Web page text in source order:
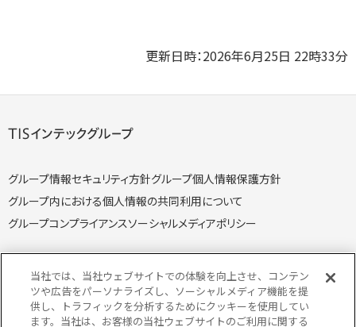
更新日時：2026年6月25日 22時33分
グループ情報セキュリティ方針グループ個人情報保護方針
グループ内における個人情報の共同利用について
グループコンプライアンスソーシャルメディアポリシー
個人情報保護方針個人情報の取り扱いについて
当社では、当社ウェブサイトでの体験を向上させ、コンテン
ツや広告をパーソナライズし、ソーシャルメディア機能を提
供し、トラフィックを分析するためにクッキーを使用してい
ます。当社は、お客様の当社ウェブサイトのご利用に関する